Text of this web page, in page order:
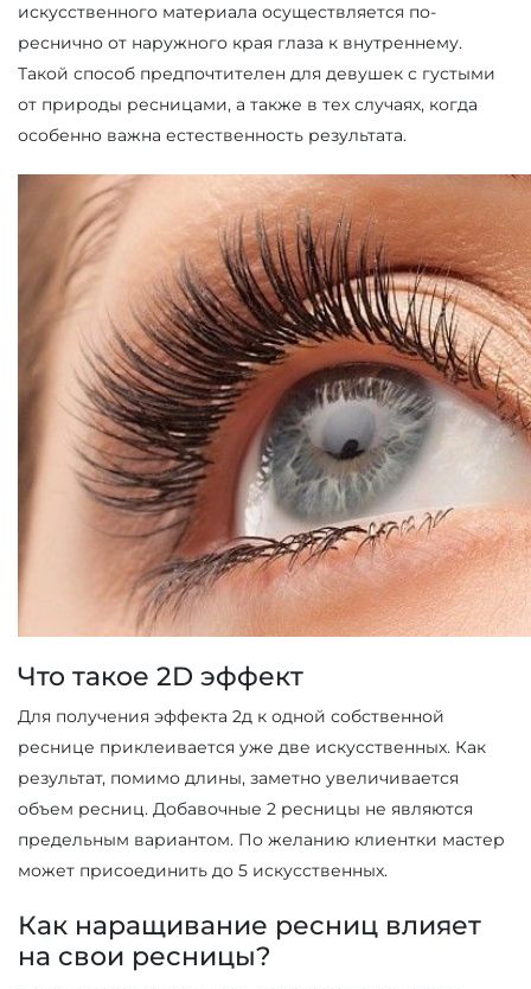
искусственного материала осуществляется по-
реснично от наружного края глаза к внутреннему.
Такой способ предпочтителен для девушек с густыми
от природы ресницами, а также в тех случаях, когда
особенно важна естественность результата.
Что такое 2D эффект
Для получения эффекта 2д к одной собственной
реснице приклеивается уже две искусственных. Как
результат, помимо длины, заметно увеличивается
объем ресниц. Добавочные 2 ресницы не являются
предельным вариантом. По желанию клиентки мастер
может присоединить до 5 искусственных.
Как наращивание ресниц влияет
на свои ресницы?